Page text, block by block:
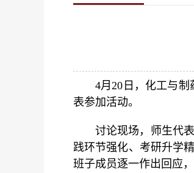
4月20日，化工与
表参加活动。
讨论现场，师生代
践环节强化、考研升学
班子成员逐一作出回应